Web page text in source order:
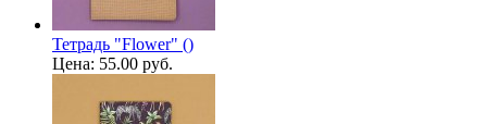
Тетрадь "Flower" ()
Цена: 55.00 руб.